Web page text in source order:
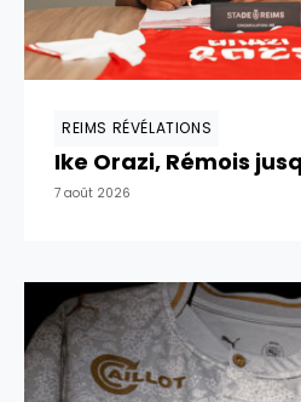
REIMS RÉVÉLATIONS
Ike Orazi, Rémois
7 août 2026